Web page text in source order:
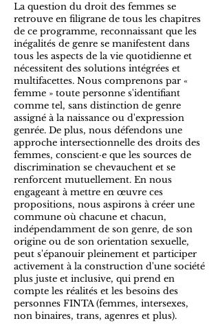
La question du droit des femmes se
retrouve en filigrane de tous les chapitres
de ce programme, reconnaissant que les
inégalités de genre se manifestent dans
tous les aspects de la vie quotidienne et
nécessitent des solutions intégrées et
multifacettes. Nous comprenons par «
femme » toute personne s'identifiant
comme tel, sans distinction de genre
assigné à la naissance ou d'expression
genrée. De plus, nous défendons une
approche intersectionnelle des droits des
femmes, conscient·e que les sources de
discrimination se chevauchent et se
renforcent mutuellement. En nous
engageant à mettre en œuvre ces
propositions, nous aspirons à créer une
commune où chacune et chacun,
indépendamment de son genre, de son
origine ou de son orientation sexuelle,
peut s'épanouir pleinement et participer
activement à la construction d'une société
plus juste et inclusive, qui prend en
compte les réalités et les besoins des
personnes FINTA (femmes, intersexes,
non binaires, trans, agenres et plus).